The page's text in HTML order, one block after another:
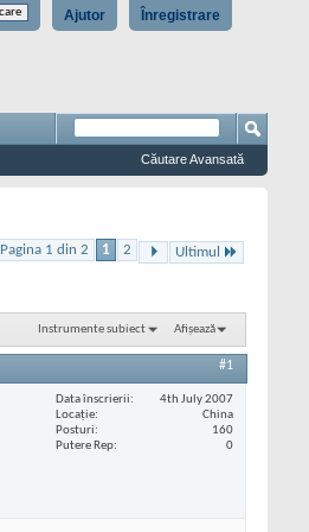
Înregistrare
Ajutor
Căutare Avansată
Pagina 1 din 2 1 2 Ultimul
Instrumente subiect Afișează
#1
Data înscrierii
4th July 2007
Locaţie
China
Posturi
160
Putere Rep
0